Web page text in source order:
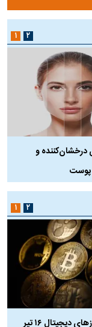
درخشان‌کننده و
پوست
۱ ۲
قیمت روز ارز‌های دیجیتال ۱۶ تیر
۱ ۲